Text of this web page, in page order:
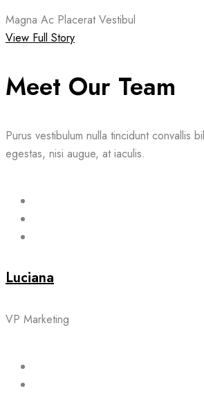
Magna Ac Placerat Vestibul
View Full Story
Meet Our Team
Purus vestibulum nulla tincidunt convallis
egestas, nisi augue, at iaculis.
Luciana
VP Marketing